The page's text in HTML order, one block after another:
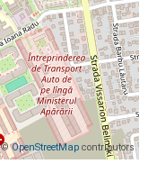
©OpenStreetMap contributors